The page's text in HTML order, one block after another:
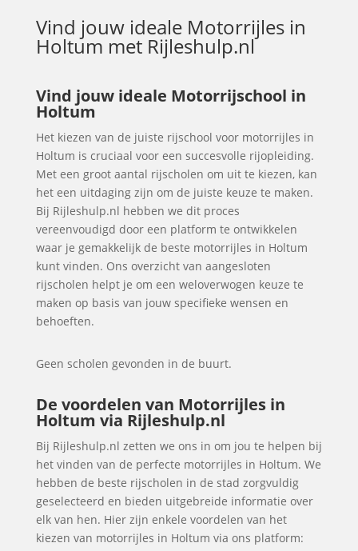
Vind jouw ideale Motorrijles in
Holtum met Rijleshulp.nl
Vind jouw ideale Motorrijschool in
Holtum
Het kiezen van de juiste rijschool voor motorrijles in
Holtum is cruciaal voor een succesvolle rijopleiding.
Met een groot aantal rijscholen om uit te kiezen, kan
het een uitdaging zijn om de juiste keuze te maken.
Bij Rijleshulp.nl hebben we dit proces
vereenvoudigd door een platform te ontwikkelen
waar je gemakkelijk de beste motorrijles in Holtum
kunt vinden. Ons overzicht van aangesloten
rijscholen helpt je om een weloverwogen keuze te
maken op basis van jouw specifieke wensen en
behoeften.
Geen scholen gevonden in de buurt.
De voordelen van Motorrijles in
Holtum via Rijleshulp.nl
Bij Rijleshulp.nl zetten we ons in om jou te helpen bij
het vinden van de perfecte motorrijles in Holtum. We
hebben de beste rijscholen in de stad zorgvuldig
geselecteerd en bieden uitgebreide informatie over
elk van hen. Hier zijn enkele voordelen van het
kiezen van motorrijles in Holtum via ons platform: